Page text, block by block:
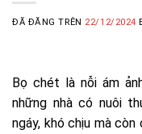
ĐÃ ĐĂNG TRÊN 22/12/2024
Bọ chét là nỗi ám
những nhà có nuôi
ngáy, khó chịu mà